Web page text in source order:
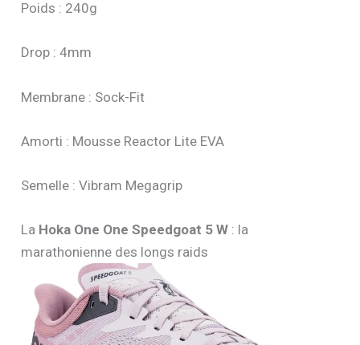
Poids : 240g
Drop : 4mm
Membrane : Sock-Fit
Amorti : Mousse Reactor Lite EVA
Semelle : Vibram Megagrip
La Hoka One One Speedgoat 5 W : la
marathonienne des longs raids